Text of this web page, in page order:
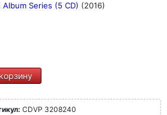
Series (5 CD) (2016)
CDVP 3208240